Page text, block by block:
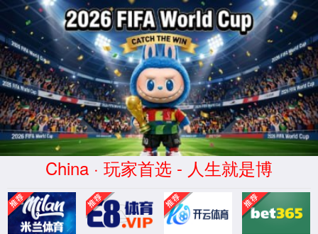
中国·ms1129美狮贵宾会(股份有限公
司)-Official website
WTS-WAF拦截详情
出现该页面的原因:
1.你的请求是黑客攻击
2.你的请求合法但触发了安全规则,请提交问题反馈